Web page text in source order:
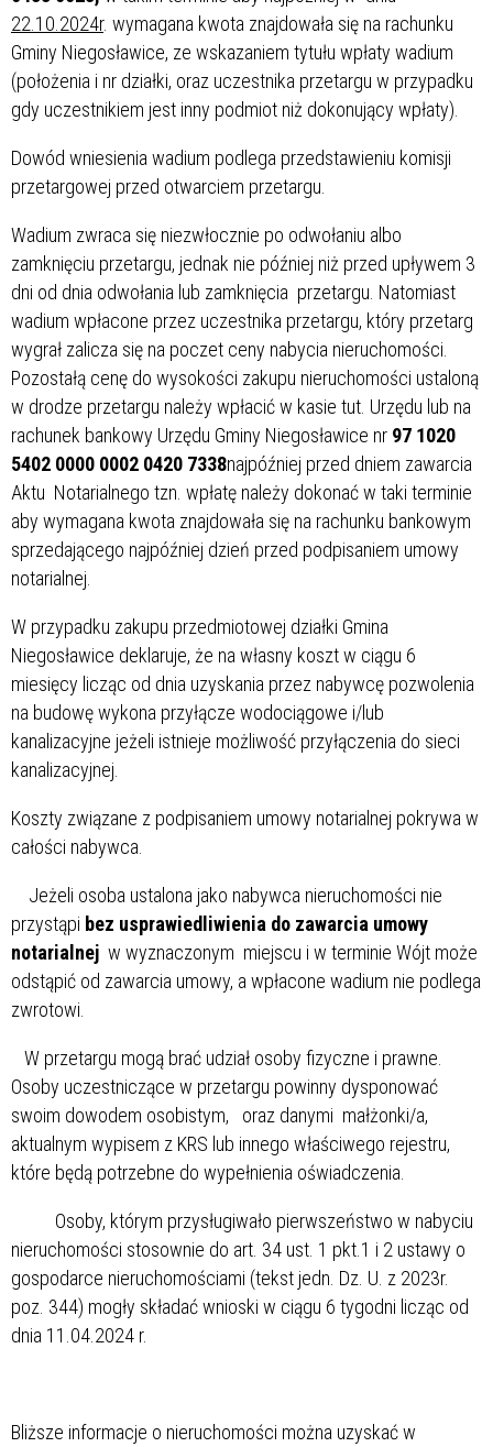
22.10.2024r. wymagana kwota znajdowała się na rachunku
Gminy Niegosławice, ze wskazaniem tytułu wpłaty wadium
(położenia i nr działki, oraz uczestnika przetargu w przypadku
gdy uczestnikiem jest inny podmiot niż dokonujący wpłaty).
Dowód wniesienia wadium podlega przedstawieniu komisji
przetargowej przed otwarciem przetargu.
Wadium zwraca się niezwłocznie po odwołaniu albo
zamknięciu przetargu, jednak nie później niż przed upływem 3
dni od dnia odwołania lub zamknięcia przetargu. Natomiast
wadium wpłacone przez uczestnika przetargu, który przetarg
wygrał zalicza się na poczet ceny nabycia nieruchomości.
Pozostałą cenę do wysokości zakupu nieruchomości ustaloną
w drodze przetargu należy wpłacić w kasie tut. Urzędu lub na
rachunek bankowy Urzędu Gminy Niegosławice nr 97 1020
5402 0000 0002 0420 7338najpóźniej przed dniem zawarcia
Aktu Notarialnego tzn. wpłatę należy dokonać w taki terminie
aby wymagana kwota znajdowała się na rachunku bankowym
sprzedającego najpóźniej dzień przed podpisaniem umowy
notarialnej.
W przypadku zakupu przedmiotowej działki Gmina
Niegosławice deklaruje, że na własny koszt w ciągu 6
miesięcy licząc od dnia uzyskania przez nabywcę pozwolenia
na budowę wykona przyłącze wodociągowe i/lub
kanalizacyjne jeżeli istnieje możliwość przyłączenia do sieci
kanalizacyjnej.
Koszty związane z podpisaniem umowy notarialnej pokrywa w
całości nabywca.
Jeżeli osoba ustalona jako nabywca nieruchomości nie
przystąpi bez usprawiedliwienia do zawarcia umowy
notarialnej w wyznaczonym miejscu i w terminie Wójt może
odstąpić od zawarcia umowy, a wpłacone wadium nie podlega
zwrotowi.
W przetargu mogą brać udział osoby fizyczne i prawne.
Osoby uczestniczące w przetargu powinny dysponować
swoim dowodem osobistym, oraz danymi małżonki/a,
aktualnym wypisem z KRS lub innego właściwego rejestru,
które będą potrzebne do wypełnienia oświadczenia.
Osoby, którym przysługiwało pierwszeństwo w nabyciu
nieruchomości stosownie do art. 34 ust. 1 pkt.1 i 2 ustawy o
gospodarce nieruchomościami (tekst jedn. Dz. U. z 2023r.
poz. 344) mogły składać wnioski w ciągu 6 tygodni licząc od
dnia 11.04.2024 r.
Bliższe informacje o nieruchomości można uzyskać w